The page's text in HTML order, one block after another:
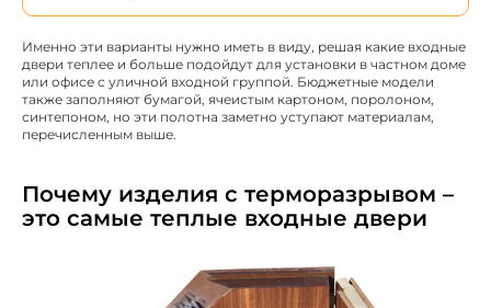
Именно эти варианты нужно иметь в виду, решая какие входные
двери теплее и больше подойдут для установки в частном доме
или офисе с уличной входной группой. Бюджетные модели
также заполняют бумагой, ячеистым картоном, поролоном,
синтепоном, но эти полотна заметно уступают материалам,
перечисленным выше.
Почему изделия с терморазрывом –
это самые теплые входные двери